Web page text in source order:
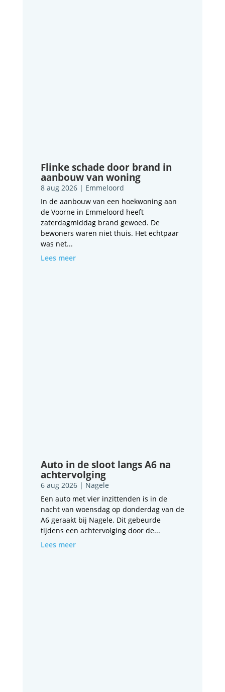
Flinke schade door brand in
aanbouw van woning
8 aug 2026| Emmeloord
In de aanbouw van een hoekwoning aan
de Voorne in Emmeloord heeft
zaterdagmiddag brand gewoed. De
bewoners waren niet thuis. Het echtpaar
was net...
Lees meer
Auto in de sloot langs A6 na
achtervolging
6 aug 2026| Nagele
Een auto met vier inzittenden is in de
nacht van woensdag op donderdag van de
A6 geraakt bij Nagele. Dit gebeurde
tijdens een achtervolging door de...
Lees meer